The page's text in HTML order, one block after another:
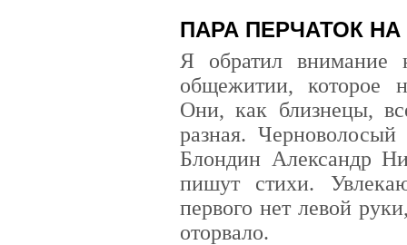
ПАРА ПЕРЧАТОК
Я обратил внимание
общежитии, которое
Они, как близнецы,
разная.
Блондин Александр
пишут стихи.
первого нет левой
оторвало.